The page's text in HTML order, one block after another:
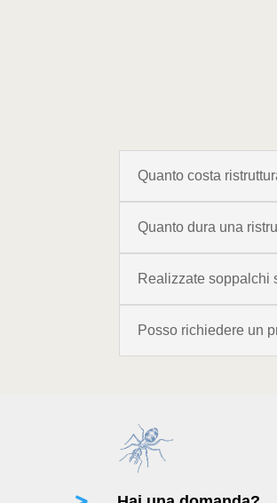
Quanto costa
Quanto dura una
Realizzate soppalchi
Posso richiedere un